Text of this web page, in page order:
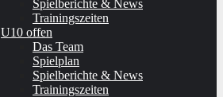
Spielberichte & News
Trainingszeiten
U10 offen
Das Team
Spielplan
Spielberichte & News
Trainingszeiten